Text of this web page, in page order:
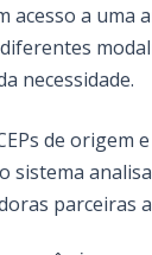
acesso a uma
necessidade.
de origem
sistema
parceiras